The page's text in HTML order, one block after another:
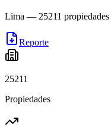
Lima — 25211
Reporte
25211
Propiedades